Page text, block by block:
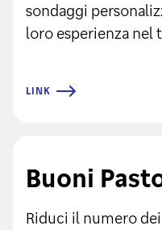
sondaggi
loro esperienza nel
LINK
Buoni
Riduci il numero